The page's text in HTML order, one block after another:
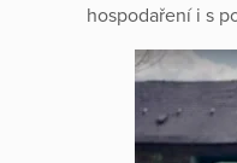
hospodaření i s